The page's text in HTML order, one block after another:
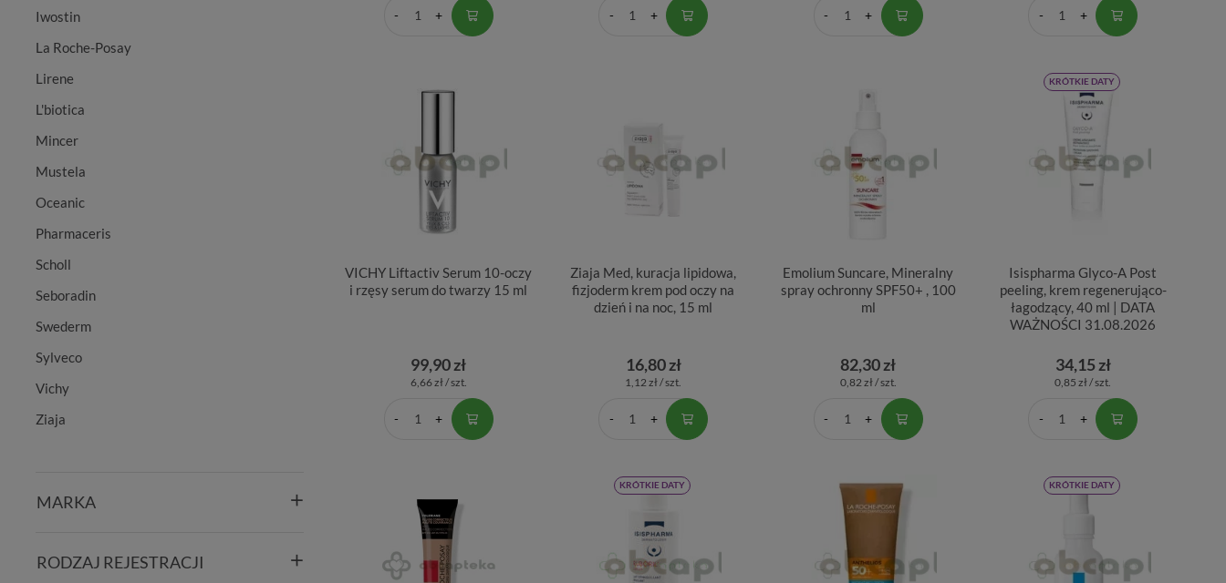
Iwostin
La Roche-Posay
Lirene
L'biotica
Mincer
Mustela
Oceanic
Pharmaceris
Scholl
Seboradin
Swederm
Sylveco
Vichy
Ziaja
MARKA
RODZAJ REJESTRACJI
VICHY Liftactiv Serum 10-oczy
i rzęsy serum do twarzy 15 ml
99,90 zł
6,66 zł / szt.
Ziaja Med, kuracja lipidowa,
fizjoderm krem pod oczy na
dzień i na noc, 15 ml
16,80 zł
1,12 zł / szt.
Emolium Suncare, Mineralny
spray ochronny SPF50+ , 100
ml
82,30 zł
0,82 zł / szt.
KRÓTKIE DATY
Isispharma Glyco-A Post
peeling, krem regenerująco-
łagodzący, 40 ml | DATA
WAŻNOŚCI 31.08.2026
34,15 zł
0,85 zł / szt.
KRÓTKIE DATY KRÓTKIE DATY